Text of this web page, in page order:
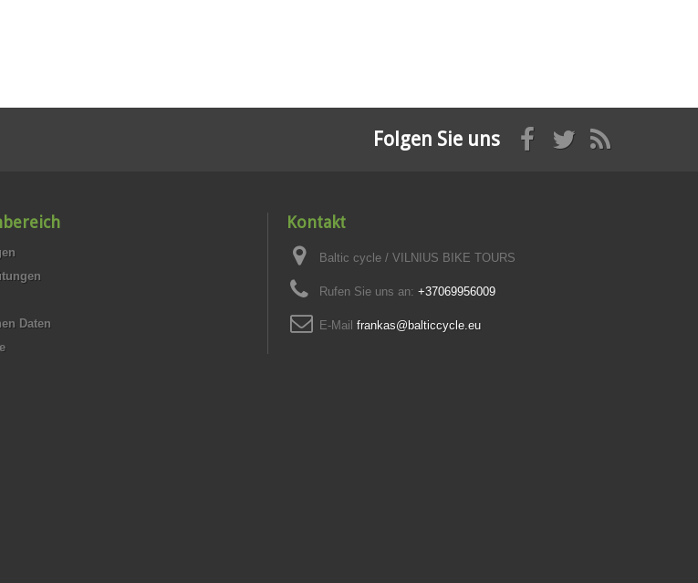
Folgen Sie uns
Daten
Kontakt
Baltic cycle / VILNIUS BIKE TOURS
Rufen Sie uns an: +37069956009
E-Mail frankas@balticcycle.eu